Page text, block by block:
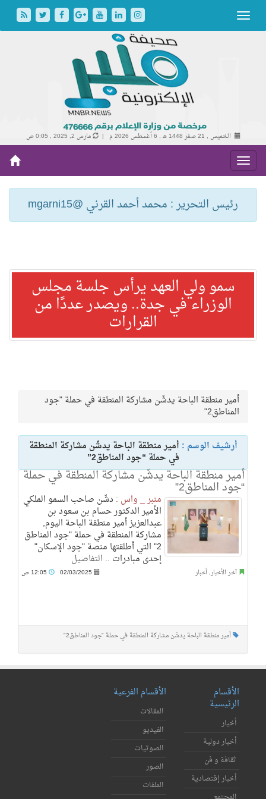
الخميس , 21 صفر 1448 هـ , 6 أغسطس 2026 م | مارس 2, 2025 , 0:05 ص
رئيس التحرير : محمد أحمد القرني @mgarni15
سمو ولي العهد يرأس جلسة مجلس
الوزراء في جدة.. ويصدر عددًا من
القرارات
أمير منطقة الباحة يدشّن مشاركة المنطقة في حملة "جود
المناطق2"
أرشيف الوسم : أمير منطقة الباحة يدشّن مشاركة المنطقة
في حملة “جود المناطق2”
أمير منطقة الباحة يدشّن مشاركة المنطقة في حملة
“جود المناطق2”
منبر _ واس : دشّن صاحب السمو الملكي
الأمير الدكتور حسام بن سعود بن
عبدالعزيز أمير منطقة الباحة اليوم,
مشاركة المنطقة في حملة "جود المناطق
2" التي أطلقتها منصة "جود الإسكان"
إحدى مبادرات .. التفاصيل
آخر الأخبار, أخبار 02/03/2025
أمير منطقة الباحة يدشّن مشاركة المنطقة في حملة "جود المناطق2"
الأقسام
الرئيسية
أخبار
أخبار دولية
ثقافة و فن
أخبار إقتصادية
الأقسام الفرعية
المقالات
الفيديو
الصوتيات
الصور
الملفات